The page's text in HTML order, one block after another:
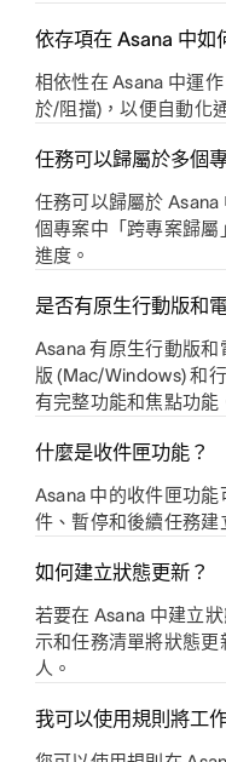
依存項在 Asana 中如
相依性在 Asana 中運
於/阻擋)，以便自動化
任務可以歸屬於多個
任務可以歸屬於
個專案中「跨專案歸
進度。
是否有原生行動版和
Asana 有原生行動版
版 (Mac/Windows) 和
有完整功能和焦點功能
什麼是收件匣功能？
Asana 中的收件匣功
件、暫停和後續任務建
如何建立狀態更新？
若要在 Asana 中建立
示和任務清單將狀態
人。
我可以使用規則將工